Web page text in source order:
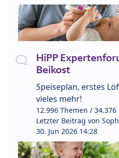
HiPP
Beikost
Speiseplan, erstes
vieles mehr!
12.996 Themen /
Letzter Beitrag von
30. Jun 2026 14:28